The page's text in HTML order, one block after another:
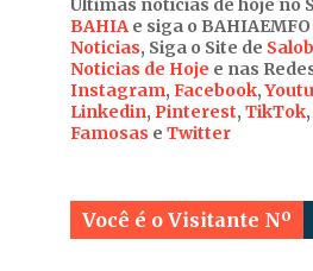
Ultimas notícias de hoje no
BAHIA e siga o
Noticias, Siga o Site de
Noticias de Hoje e nas
Instagram, Facebook,
Linkedin, Pinterest, TikTok,
Famosas e Twitter
Você é o Visitante Nº